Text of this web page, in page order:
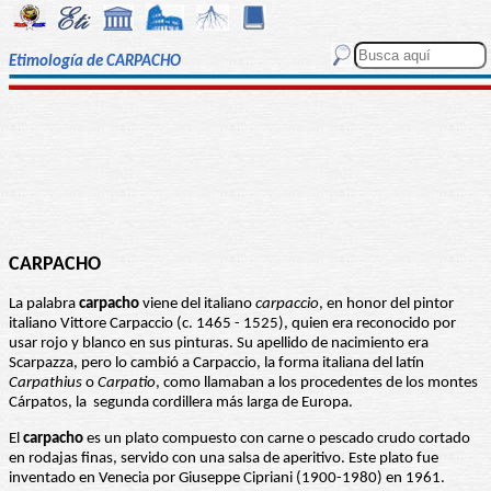
Etimología de CARPACHO
CARPACHO
La palabra carpacho viene del italiano carpaccio, en honor del pintor
italiano Vittore Carpaccio (c. 1465 - 1525), quien era reconocido por
usar rojo y blanco en sus pinturas. Su apellido de nacimiento era
Scarpazza, pero lo cambió a Carpaccio, la forma italiana del latín
Carpathius o Carpatio, como llamaban a los procedentes de los montes
Cárpatos, la segunda cordillera más larga de Europa.
El carpacho es un plato compuesto con carne o pescado crudo cortado
en rodajas finas, servido con una salsa de aperitivo. Este plato fue
inventado en Venecia por Giuseppe Cipriani (1900-1980) en 1961.